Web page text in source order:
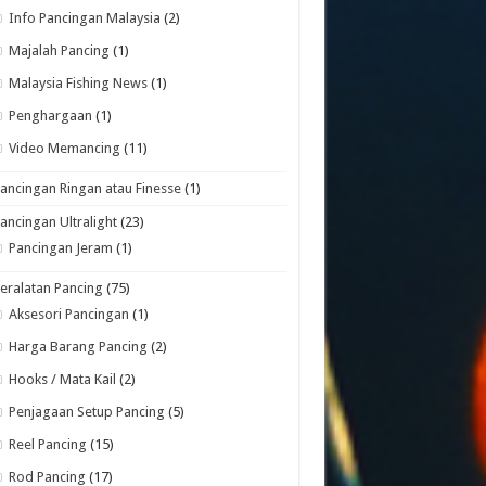
Info Pancingan Malaysia (2)
Majalah Pancing (1)
Malaysia Fishing News (1)
Penghargaan (1)
Video Memancing (11)
Ringan atau Finesse (1)
Ultralight (23)
Pancingan Jeram (1)
Pancing (75)
Aksesori Pancingan (1)
Harga Barang Pancing (2)
Hooks / Mata Kail (2)
Penjagaan Setup Pancing (5)
Reel Pancing (15)
Rod Pancing (17)